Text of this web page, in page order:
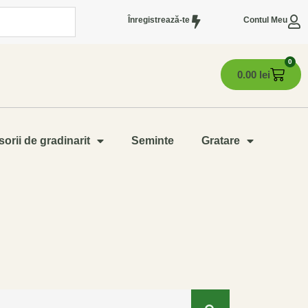
Înregistrează-te Contul Meu
0.00 lei
0
de gradinarit Seminte Gratare